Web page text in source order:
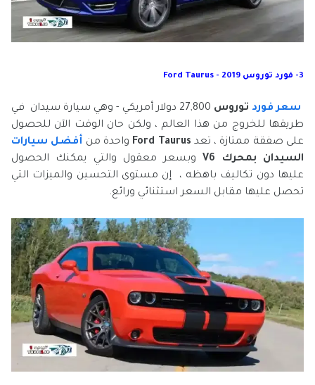
3- فورد توروس 2019 - Ford Taurus
سعر فورد توروس
27,800 دولار أمريكي - وهي سيارة سيدان في
طريقها للخروج من هذا العالم ، ولكن حان الوقت الآن للحصول
على صفقة ممتازة ، تعد
Ford Taurus واحدة من أفضل سيارات
السيدان بمحرك V6
وبسعر معقول والتي يمكنك الحصول
عليها دون تكاليف باهظه ، إن مستوى التحسين والميزات التي
تحصل عليها مقابل السعر استثنائي ورائع.